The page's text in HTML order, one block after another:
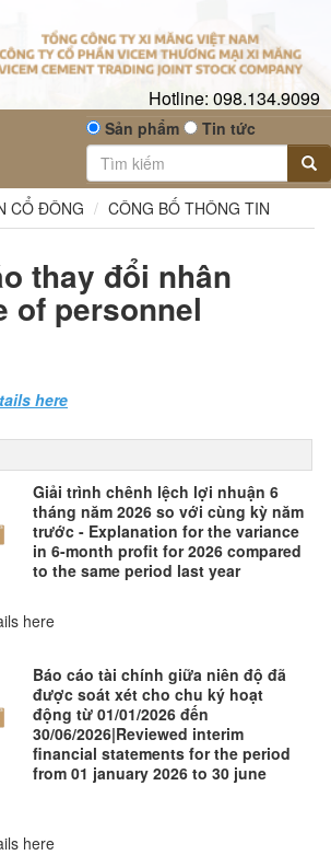
Hotline:098.134.9099
Sản phẩm Tin tức
CỔ ĐÔNG CÔNG BỐ THÔNG TIN
thay đổi nhân
of personnel
here
Giải trình chênh lệch lợi nhuận 6
tháng năm 2026 so với cùng kỳ năm
trước - Explanation for the variance
in 6-month profit for 2026 compared
to the same period last year
here
Báo cáo tài chính giữa niên độ đã
được soát xét cho chu ký hoạt
động từ 01/01/2026 đến
30/06/2026|Reviewed interim
financial statements for the period
from 01 january 2026 to 30 june
here